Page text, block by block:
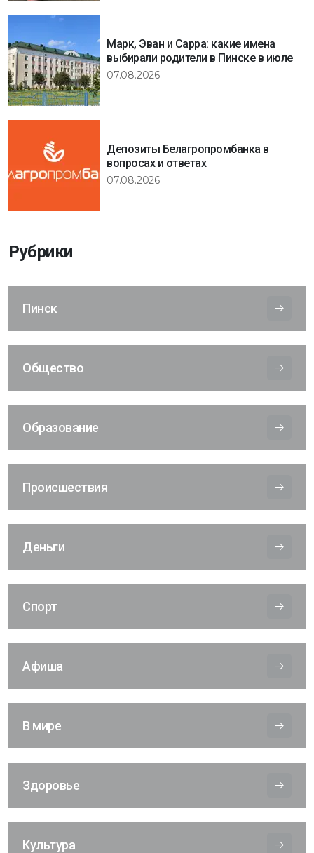
Марк, Эван и Сарра: какие имена
выбирали родители в Пинске в июле
07.08.2026
Депозиты Белагропромбанка в
вопросах и ответах
07.08.2026
Рубрики
Пинск
Общество
Образование
Происшествия
Деньги
Спорт
Афиша
В мире
Здоровье
Культура